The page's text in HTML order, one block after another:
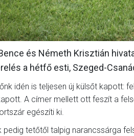
és Németh Krisztián
a hétfő esti, Szeged-
idén is teljesen új külsőt kapott:
A címer mellett ott feszít a
egészíti ki.
pedig tetőtől talpig narancssárga